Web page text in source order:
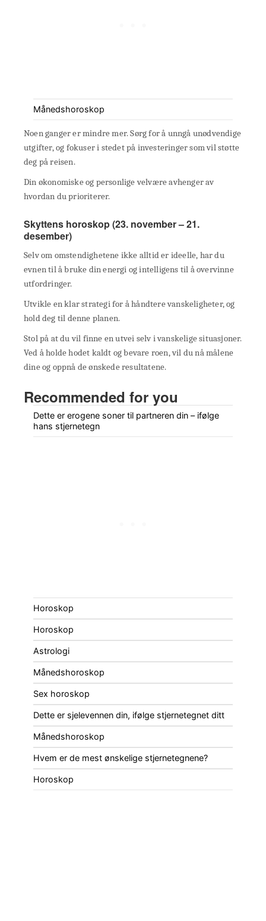
Månedshoroskop
Noen ganger er mindre mer. Sørg for å unngå unødvendige
utgifter, og fokuser i stedet på investeringer som vil støtte
deg på reisen.
Din økonomiske og personlige velvære avhenger av
hvordan du prioriterer.
Skyttens horoskop (23. november – 21.
desember)
Selv om omstendighetene ikke alltid er ideelle, har du
evnen til å bruke din energi og intelligens til å overvinne
utfordringer.
Utvikle en klar strategi for å håndtere vanskeligheter, og
hold deg til denne planen.
Stol på at du vil finne en utvei selv i vanskelige situasjoner.
Ved å holde hodet kaldt og bevare roen, vil du nå målene
dine og oppnå de ønskede resultatene.
Recommended for you
Dette er erogene soner til partneren din – ifølge
hans stjernetegn
Horoskop
Horoskop
Astrologi
Månedshoroskop
Sex horoskop
Dette er sjelevennen din, ifølge stjernetegnet ditt
Månedshoroskop
Hvem er de mest ønskelige stjernetegnene?
Horoskop